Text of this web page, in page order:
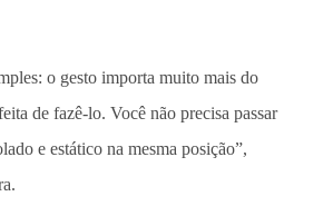
o gesto importa muito mais do
de fazê-lo. Você não precisa passar
e estático na mesma posição”,